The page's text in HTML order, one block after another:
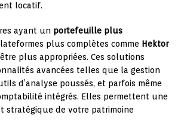
locatif.
ayant un portefeuille plus
plus complètes comme Hektor
plus appropriées. Ces solutions
avancées telles que la gestion
d’analyse poussés, et parfois même
intégrés. Elles permettent une
stratégique de votre patrimoine